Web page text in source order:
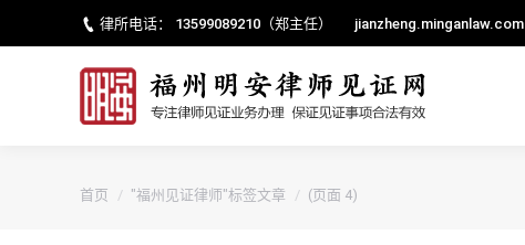
律所电话： 13599089210 （郑主任） jianzheng.minganlaw.com
您的位置：
首页 "福州见证律师"标签文章 (页面 4)